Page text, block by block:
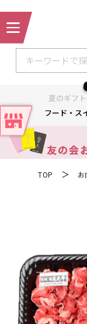
夏のギフト
フード・ス
TOP ＞